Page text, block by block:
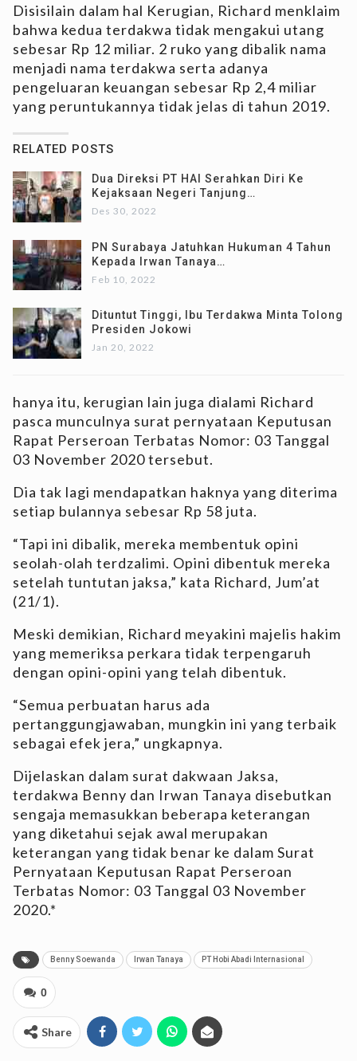
Disisilain dalam hal Kerugian, Richard menklaim
bahwa kedua terdakwa tidak mengakui utang
sebesar Rp 12 miliar. 2 ruko yang dibalik nama
menjadi nama terdakwa serta adanya
pengeluaran keuangan sebesar Rp 2,4 miliar
yang peruntukannya tidak jelas di tahun 2019.
RELATED POSTS
Dua Direksi PT HAI Serahkan Diri Ke
Kejaksaan Negeri Tanjung…
Des 30, 2022
PN Surabaya Jatuhkan Hukuman 4 Tahun
Kepada Irwan Tanaya…
Feb 10, 2022
Dituntut Tinggi, Ibu Terdakwa Minta Tolong
Presiden Jokowi
Jan 20, 2022
hanya itu, kerugian lain juga dialami Richard
pasca munculnya surat pernyataan Keputusan
Rapat Perseroan Terbatas Nomor: 03 Tanggal
03 November 2020 tersebut.
Dia tak lagi mendapatkan haknya yang diterima
setiap bulannya sebesar Rp 58 juta.
“Tapi ini dibalik, mereka membentuk opini
seolah-olah terdzalimi. Opini dibentuk mereka
setelah tuntutan jaksa,” kata Richard, Jum’at
(21/1).
Meski demikian, Richard meyakini majelis hakim
yang memeriksa perkara tidak terpengaruh
dengan opini-opini yang telah dibentuk.
“Semua perbuatan harus ada
pertanggungjawaban, mungkin ini yang terbaik
sebagai efek jera,” ungkapnya.
Dijelaskan dalam surat dakwaan Jaksa,
terdakwa Benny dan Irwan Tanaya disebutkan
sengaja memasukkan beberapa keterangan
yang diketahui sejak awal merupakan
keterangan yang tidak benar ke dalam Surat
Pernyataan Keputusan Rapat Perseroan
Terbatas Nomor: 03 Tanggal 03 November
2020.*
Benny Soewanda Irwan Tanaya PT Hobi Abadi Internasional
0
Share